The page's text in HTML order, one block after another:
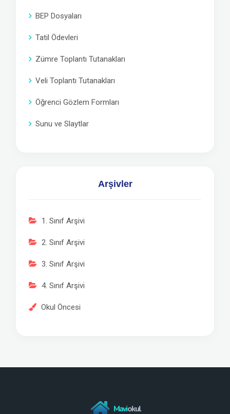
BEP Dosyaları
Tatil Ödevleri
Zümre Toplantı Tutanakları
Veli Toplantı Tutanakları
Öğrenci Gözlem Formları
Sunu ve Slaytlar
Arşivler
1. Sınıf Arşivi
2. Sınıf Arşivi
3. Sınıf Arşivi
4. Sınıf Arşivi
Okul Öncesi
Maviokul